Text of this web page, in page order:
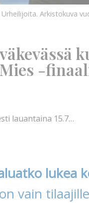
Arkistokuva
-
lauantaina 15.7…
lukea
vain